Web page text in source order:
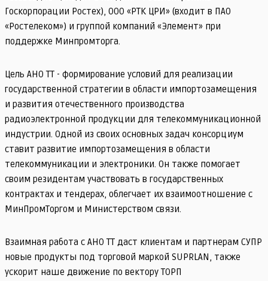
Госкорпорации Ростех), ООО «РТК ЦРИ» (входит в ПАО
«Ростелеком») и группой компаний «Элемент» при
поддержке Минпромторга.
Цель АНО ТТ - формирование условий для реализации
государственной стратегии в области импортозамещения
и развития отечественного производства
радиоэлектронной продукции для телекоммуникационной
индустрии. Одной из своих основных задач консорциум
ставит развитие импортозамещения в области
телекоммуникации и электроники. Он также помогает
своим резидентам участвовать в государственных
контрактах и тендерах, облегчает их взаимоотношение с
МинПромТоргом и Министерством связи.
Взаимная работа с АНО ТТ даст клиентам и партнерам СУПР
новые продукты под торговой маркой SUPRLAN, также
ускорит наше движение по вектору ТОРП